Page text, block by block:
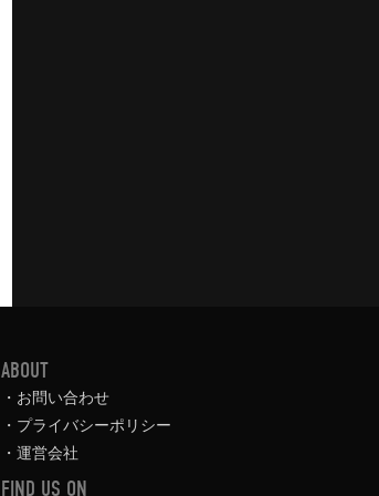
ABOUT
お問い合わせ
プライバシーポリシー
運営会社
FIND US ON